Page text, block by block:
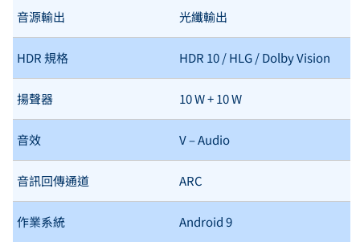
音源輸出 光纖輸出
HDR 規格 HDR 10 / HLG / Dolby Vision
揚聲器 10 W + 10 W
音效 V – Audio
音訊回傳通道 ARC
作業系統 Android 9